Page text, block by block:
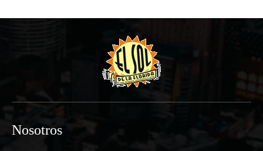
Nosotros